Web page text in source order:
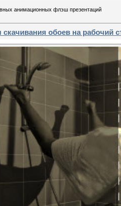
анимационных флэш презентаций
обоев на рабочий